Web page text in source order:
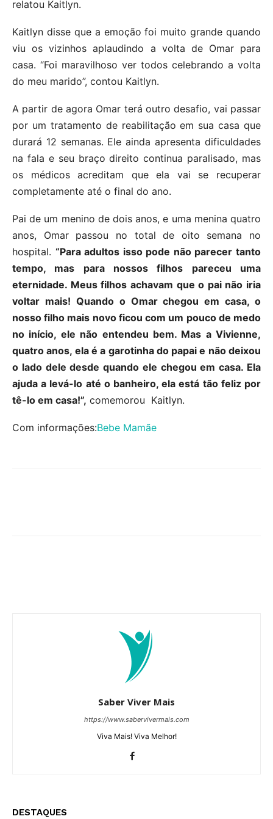
relatou Kaitlyn.
Kaitlyn disse que a emoção foi muito grande quando
viu os vizinhos aplaudindo a volta de Omar para
casa. “Foi maravilhoso ver todos celebrando a volta
do meu marido”, contou Kaitlyn.
A partir de agora Omar terá outro desafio, vai passar
por um tratamento de reabilitação em sua casa que
durará 12 semanas. Ele ainda apresenta dificuldades
na fala e seu braço direito continua paralisado, mas
os médicos acreditam que ela vai se recuperar
completamente até o final do ano.
Pai de um menino de dois anos, e uma menina quatro
anos, Omar passou no total de oito semana no
hospital. “Para adultos isso pode não parecer tanto
tempo, mas para nossos filhos pareceu uma
eternidade. Meus filhos achavam que o pai não iria
voltar mais! Quando o Omar chegou em casa, o
nosso filho mais novo ficou com um pouco de medo
no início, ele não entendeu bem. Mas a Vivienne,
quatro anos, ela é a garotinha do papai e não deixou
o lado dele desde quando ele chegou em casa. Ela
ajuda a levá-lo até o banheiro, ela está tão feliz por
tê-lo em casa!”, comemorou Kaitlyn.
Com informações:Bebe Mamãe
Saber Viver Mais
https://www.sabervivermais.com
Viva Mais! Viva Melhor!
DESTAQUES